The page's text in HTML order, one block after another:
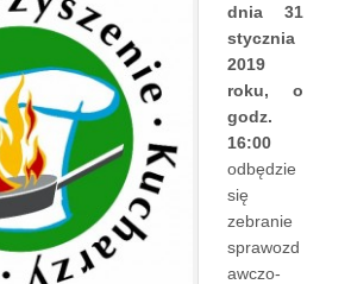
dnia 31
stycznia
2019
roku, o
godz.
16:00
odbędzie
się
zebranie
sprawozd
awczo-